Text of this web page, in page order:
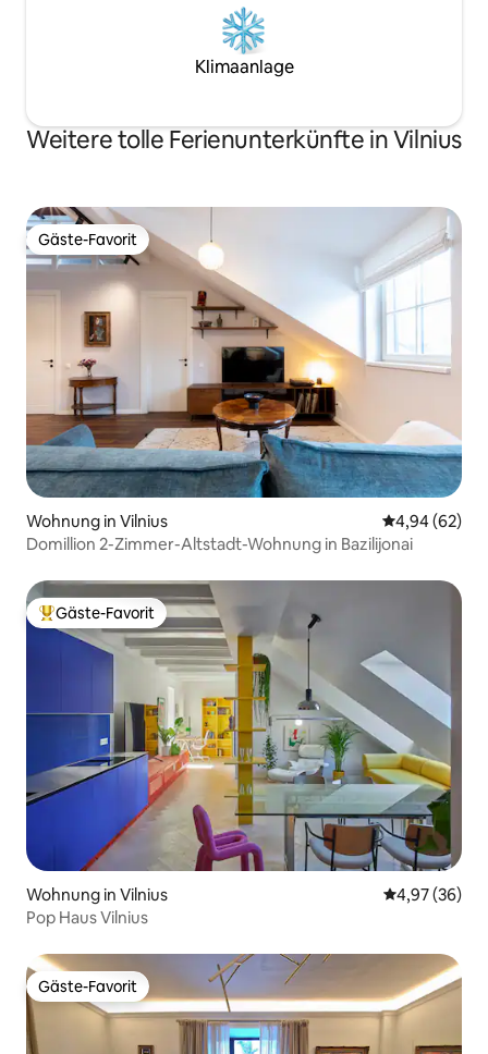
Klimaanlage
Weitere tolle Ferienunterkünfte in Vilnius
Gäste-Favorit
Gäste-Favorit
Wohnung in Vilnius
4,94 (62)
Domillion 2-Zimmer-Altstadt-Wohnung in Bazilijonai
Beliebter Gäste-Favorit.
Gäste-Favorit
Wohnung in Vilnius
4,97 (36)
Pop Haus Vilnius
Gäste-Favorit
Gäste-Favorit